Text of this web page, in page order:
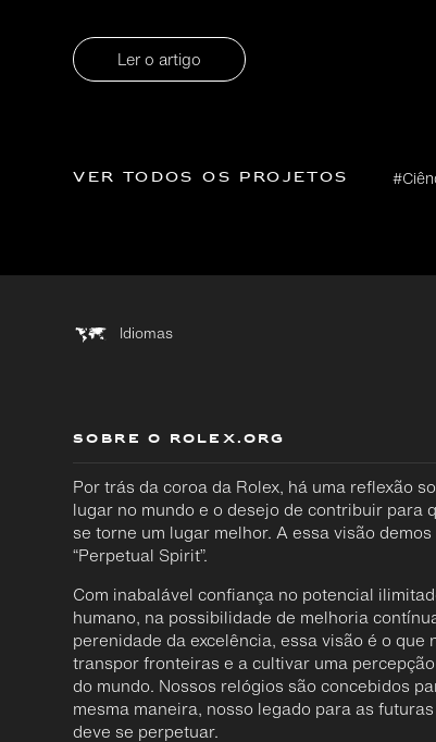
Ler o artigo
Ver todos os projetos
Idiomas
SOBRE O ROLEX.ORG
Por trás da coroa da Rolex, há uma reflexão
lugar no mundo e o desejo de contribuir para
se torne um lugar melhor. A essa visão demos
“Perpetual Spirit”.
Com inabalável confiança no potencial
humano, na possibilidade de melhoria
perenidade da excelência, essa visão é o que
transpor fronteiras e a cultivar uma
do mundo. Nossos relógios são concebidos
mesma maneira, nosso legado para as
deve se perpetuar.